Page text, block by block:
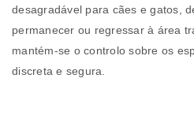
desagradável para cães e gatos,
permanecer ou regressar à área
mantém-se o controlo sobre os
discreta e segura.